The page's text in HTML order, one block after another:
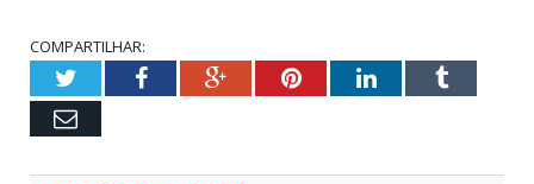
COMPARTILHAR:
TwitterFacebookGoogle+PinterestLinkedInTumblr
Email